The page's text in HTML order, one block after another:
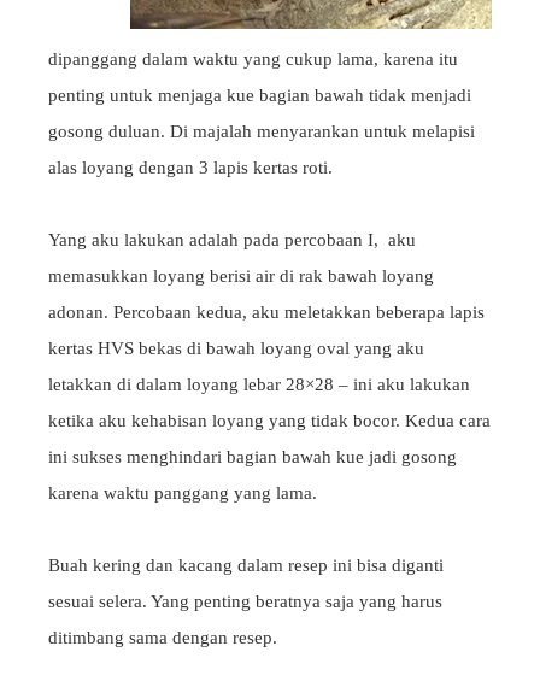
dipanggang dalam waktu yang cukup lama, karena itu
penting untuk menjaga kue bagian bawah tidak menjadi
gosong duluan. Di majalah menyarankan untuk melapisi
alas loyang dengan 3 lapis kertas roti.
Yang aku lakukan adalah pada percobaan I, aku
memasukkan loyang berisi air di rak bawah loyang
adonan. Percobaan kedua, aku meletakkan beberapa lapis
kertas HVS bekas di bawah loyang oval yang aku
letakkan di dalam loyang lebar 28×28 – ini aku lakukan
ketika aku kehabisan loyang yang tidak bocor. Kedua cara
ini sukses menghindari bagian bawah kue jadi gosong
karena waktu panggang yang lama.
Buah kering dan kacang dalam resep ini bisa diganti
sesuai selera. Yang penting beratnya saja yang harus
ditimbang sama dengan resep.